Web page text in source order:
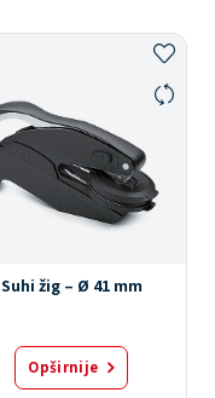
Suhi žig – Ø 41 mm
Opširnije